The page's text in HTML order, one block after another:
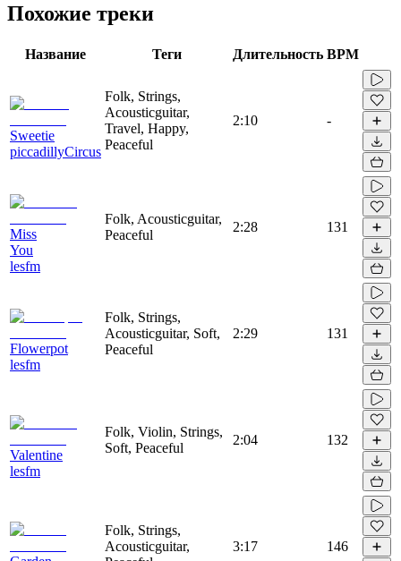
Похожие треки
Название Теги Длительность BPM
Sweetie
piccadillyCircus
Folk, Strings,
Acousticguitar,
Travel, Happy,
Peaceful
2:10 -
Miss
You
lesfm
Folk, Acousticguitar,
Peaceful
2:28 131
Flowerpot
lesfm
Folk, Strings,
Acousticguitar, Soft,
Peaceful
2:29 131
Valentine
lesfm
Folk, Violin, Strings,
Soft, Peaceful
2:04 132
Folk, Strings,
Acousticguitar,
3:17 146